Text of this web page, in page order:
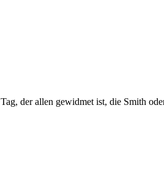
der allen gewidmet ist, die Smith